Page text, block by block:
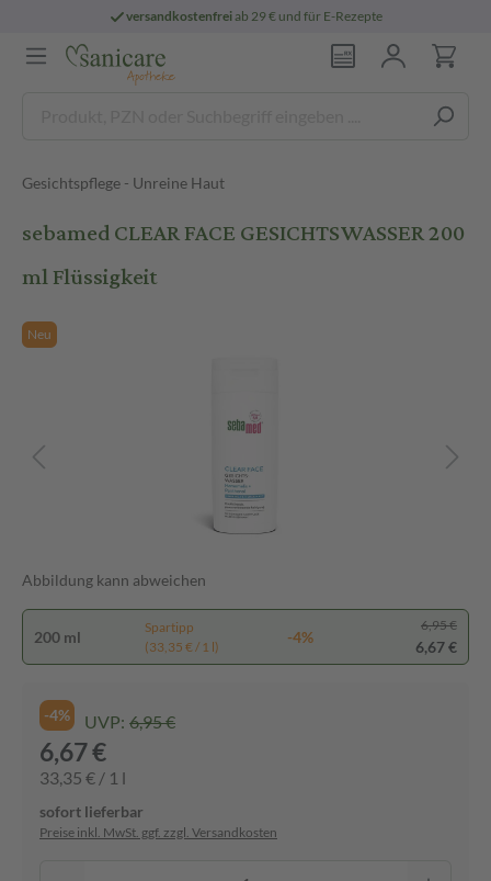
versandkostenfreiab 29 € und für E-Rezepte
Gesichtspflege - Unreine Haut
sebamed CLEAR FACE GESICHTSWASSER 200
ml Flüssigkeit
Neu
Abbildung kann abweichen
200 ml
Spartipp
(33,35 € / 1 l)
-4%
6,95 €
6,67 €
-4% UVP: 6,95 €
6,67 €
33,35 € / 1 l
sofort lieferbar
Preise inkl. MwSt. ggf. zzgl. Versandkosten